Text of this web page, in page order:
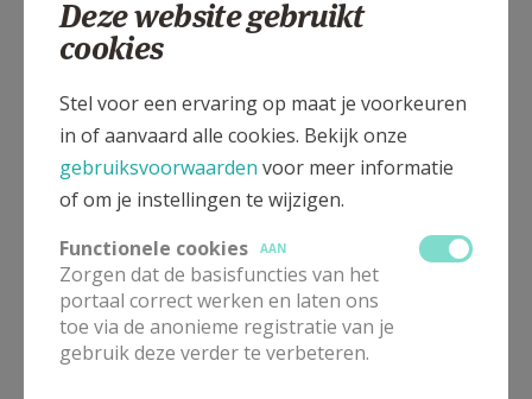
Putstraat +1, 3770 RIEMST
Deze website gebruikt
cookies
Stel voor een ervaring op maat je voorkeuren
in of aanvaard alle cookies. Bekijk onze
gebruiksvoorwaarden voor meer informatie
of om je instellingen te wijzigen.
Functionele cookies
AAN
Zorgen dat de basisfuncties van het
portaal correct werken en laten ons
toe via de anonieme registratie van je
gebruik deze verder te verbeteren.